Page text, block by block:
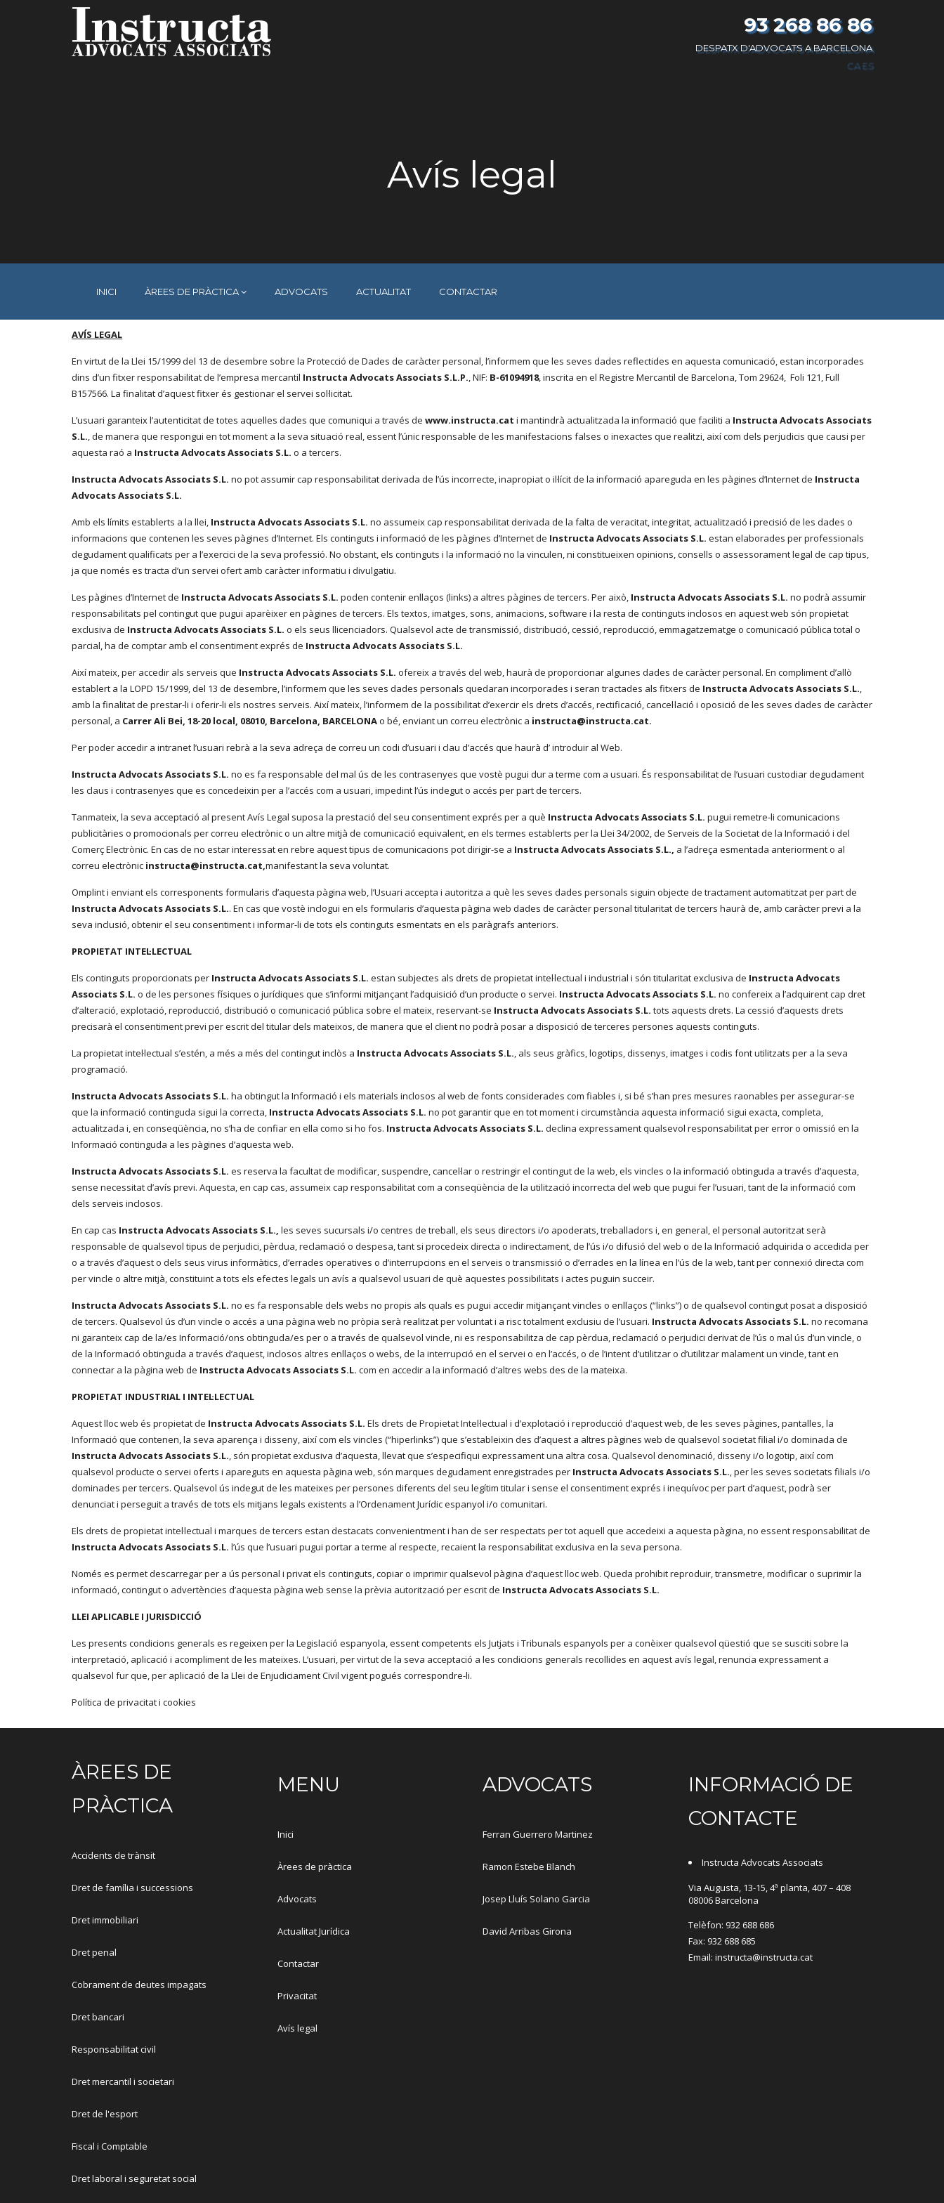
93 268 86 86
DESPATX D'ADVOCATS A BARCELONA
CA ES
Avís legal
INICI ÀREES DE PRÀCTICA ADVOCATS ACTUALITAT CONTACTAR
AVÍS LEGAL
En virtut de la Llei 15/1999 del 13 de desembre sobre la Protecció de Dades de caràcter personal, l’informem que les seves dades reflectides en aquesta comunicació, estan incorporades
dins d’un fitxer responsabilitat de l’empresa mercantil Instructa Advocats Associats S.L.P., NIF: B-61094918, inscrita en el Registre Mercantil de Barcelona, Tom 29624, Foli 121, Full
B157566. La finalitat d’aquest fitxer és gestionar el servei sol·licitat.
L’usuari garanteix l’autenticitat de totes aquelles dades que comuniqui a través de www.instructa.cat i mantindrà actualitzada la informació que faciliti a Instructa Advocats Associats
S.L., de manera que respongui en tot moment a la seva situació real, essent l’únic responsable de les manifestacions falses o inexactes que realitzi, així com dels perjudicis que causi per
aquesta raó a Instructa Advocats Associats S.L. o a tercers.
Instructa Advocats Associats S.L. no pot assumir cap responsabilitat derivada de l’ús incorrecte, inapropiat o il·lícit de la informació apareguda en les pàgines d’Internet de Instructa
Advocats Associats S.L.
Amb els límits establerts a la llei, Instructa Advocats Associats S.L. no assumeix cap responsabilitat derivada de la falta de veracitat, integritat, actualització i precisió de les dades o
informacions que contenen les seves pàgines d’Internet. Els continguts i informació de les pàgines d’Internet de Instructa Advocats Associats S.L. estan elaborades per professionals
degudament qualificats per a l’exercici de la seva professió. No obstant, els continguts i la informació no la vinculen, ni constitueixen opinions, consells o assessorament legal de cap tipus,
ja que només es tracta d’un servei ofert amb caràcter informatiu i divulgatiu.
Les pàgines d’Internet de Instructa Advocats Associats S.L. poden contenir enllaços (links) a altres pàgines de tercers. Per això, Instructa Advocats Associats S.L. no podrà assumir
responsabilitats pel contingut que pugui aparèixer en pàgines de tercers. Els textos, imatges, sons, animacions, software i la resta de continguts inclosos en aquest web són propietat
exclusiva de Instructa Advocats Associats S.L. o els seus llicenciadors. Qualsevol acte de transmissió, distribució, cessió, reproducció, emmagatzematge o comunicació pública total o
parcial, ha de comptar amb el consentiment exprés de Instructa Advocats Associats S.L.
Així mateix, per accedir als serveis que Instructa Advocats Associats S.L. ofereix a través del web, haurà de proporcionar algunes dades de caràcter personal. En compliment d’allò
establert a la LOPD 15/1999, del 13 de desembre, l’informem que les seves dades personals quedaran incorporades i seran tractades als fitxers de Instructa Advocats Associats S.L.,
amb la finalitat de prestar-li i oferir-li els nostres serveis. Així mateix, l’informem de la possibilitat d’exercir els drets d’accés, rectificació, cancel·lació i oposició de les seves dades de caràcter
personal, a Carrer Ali Bei, 18-20 local, 08010, Barcelona, BARCELONAo bé, enviant un correu electrònic a instructa@instructa.cat.
Per poder accedir a intranet l’usuari rebrà a la seva adreça de correu un codi d’usuari i clau d’accés que haurà d’ introduir al Web.
Instructa Advocats Associats S.L. no es fa responsable del mal ús de les contrasenyes que vostè pugui dur a terme com a usuari. És responsabilitat de l’usuari custodiar degudament
les claus i contrasenyes que es concedeixin per a l’accés com a usuari, impedint l’ús indegut o accés per part de tercers.
Tanmateix, la seva acceptació al present Avís Legal suposa la prestació del seu consentiment exprés per a què Instructa Advocats Associats S.L. pugui remetre-li comunicacions
publicitàries o promocionals per correu electrònic o un altre mitjà de comunicació equivalent, en els termes establerts per la Llei 34/2002, de Serveis de la Societat de la Informació i del
Comerç Electrònic. En cas de no estar interessat en rebre aquest tipus de comunicacions pot dirigir-se a Instructa Advocats Associats S.L., a l’adreça esmentada anteriorment o al
correu electrònic instructa@instructa.cat,manifestant la seva voluntat.
Omplint i enviant els corresponents formularis d’aquesta pàgina web, l’Usuari accepta i autoritza a què les seves dades personals siguin objecte de tractament automatitzat per part de
Instructa Advocats Associats S.L.. En cas que vostè inclogui en els formularis d’aquesta pàgina web dades de caràcter personal titularitat de tercers haurà de, amb caràcter previ a la
seva inclusió, obtenir el seu consentiment i informar-li de tots els continguts esmentats en els paràgrafs anteriors.
PROPIETAT INTEL·LECTUAL
Els continguts proporcionats per Instructa Advocats Associats S.L. estan subjectes als drets de propietat intel·lectual i industrial i són titularitat exclusiva de Instructa Advocats
Associats S.L. o de les persones físiques o jurídiques que s’informi mitjançant l’adquisició d’un producte o servei. Instructa Advocats Associats S.L. no confereix a l’adquirent cap dret
d’alteració, explotació, reproducció, distribució o comunicació pública sobre el mateix, reservant-se Instructa Advocats Associats S.L. tots aquests drets. La cessió d’aquests drets
precisarà el consentiment previ per escrit del titular dels mateixos, de manera que el client no podrà posar a disposició de terceres persones aquests continguts.
La propietat intel·lectual s’estén, a més a més del contingut inclòs a Instructa Advocats Associats S.L., als seus gràfics, logotips, dissenys, imatges i codis font utilitzats per a la seva
programació.
Instructa Advocats Associats S.L. ha obtingut la Informació i els materials inclosos al web de fonts considerades com fiables i, si bé s’han pres mesures raonables per assegurar-se
que la informació continguda sigui la correcta, Instructa Advocats Associats S.L. no pot garantir que en tot moment i circumstància aquesta informació sigui exacta, completa,
actualitzada i, en conseqüència, no s’ha de confiar en ella como si ho fos. Instructa Advocats Associats S.L. declina expressament qualsevol responsabilitat per error o omissió en la
Informació continguda a les pàgines d’aquesta web.
Instructa Advocats Associats S.L. es reserva la facultat de modificar, suspendre, cancel·lar o restringir el contingut de la web, els vincles o la informació obtinguda a través d’aquesta,
sense necessitat d’avís previ. Aquesta, en cap cas, assumeix cap responsabilitat com a conseqüència de la utilització incorrecta del web que pugui fer l’usuari, tant de la informació com
dels serveis inclosos.
En cap cas Instructa Advocats Associats S.L., les seves sucursals i/o centres de treball, els seus directors i/o apoderats, treballadors i, en general, el personal autoritzat serà
responsable de qualsevol tipus de perjudici, pèrdua, reclamació o despesa, tant si procedeix directa o indirectament, de l’ús i/o difusió del web o de la Informació adquirida o accedida per
o a través d’aquest o dels seus virus informàtics, d’errades operatives o d’interrupcions en el serveis o transmissió o d’errades en la línea en l’ús de la web, tant per connexió directa com
per vincle o altre mitjà, constituint a tots els efectes legals un avís a qualsevol usuari de què aquestes possibilitats i actes puguin succeir.
Instructa Advocats Associats S.L. no es fa responsable dels webs no propis als quals es pugui accedir mitjançant vincles o enllaços (“links”) o de qualsevol contingut posat a disposició
de tercers. Qualsevol ús d’un vincle o accés a una pàgina web no pròpia serà realitzat per voluntat i a risc totalment exclusiu de l’usuari. Instructa Advocats Associats S.L. no recomana
ni garanteix cap de la/es Informació/ons obtinguda/es per o a través de qualsevol vincle, ni es responsabilitza de cap pèrdua, reclamació o perjudici derivat de l’ús o mal ús d’un vincle, o
de la Informació obtinguda a través d’aquest, inclosos altres enllaços o webs, de la interrupció en el servei o en l’accés, o de l’intent d’utilitzar o d’utilitzar malament un vincle, tant en
connectar a la pàgina web de Instructa Advocats Associats S.L. com en accedir a la informació d’altres webs des de la mateixa.
PROPIETAT INDUSTRIAL I INTEL·LECTUAL
Aquest lloc web és propietat de Instructa Advocats Associats S.L. Els drets de Propietat Intel·lectual i d’explotació i reproducció d’aquest web, de les seves pàgines, pantalles, la
Informació que contenen, la seva aparença i disseny, així com els vincles (“hiperlinks”) que s’estableixin des d’aquest a altres pàgines web de qualsevol societat filial i/o dominada de
Instructa Advocats Associats S.L., són propietat exclusiva d’aquesta, llevat que s’especifiqui expressament una altra cosa. Qualsevol denominació, disseny i/o logotip, així com
qualsevol producte o servei oferts i apareguts en aquesta pàgina web, són marques degudament enregistrades per Instructa Advocats Associats S.L., per les seves societats filials i/o
dominades per tercers. Qualsevol ús indegut de les mateixes per persones diferents del seu legítim titular i sense el consentiment exprés i inequívoc per part d’aquest, podrà ser
denunciat i perseguit a través de tots els mitjans legals existents a l’Ordenament Jurídic espanyol i/o comunitari.
Els drets de propietat intel·lectual i marques de tercers estan destacats convenientment i han de ser respectats per tot aquell que accedeixi a aquesta pàgina, no essent responsabilitat de
Instructa Advocats Associats S.L. l’ús que l’usuari pugui portar a terme al respecte, recaient la responsabilitat exclusiva en la seva persona.
Només es permet descarregar per a ús personal i privat els continguts, copiar o imprimir qualsevol pàgina d’aquest lloc web. Queda prohibit reproduir, transmetre, modificar o suprimir la
informació, contingut o advertències d’aquesta pàgina web sense la prèvia autorització per escrit de Instructa Advocats Associats S.L.
LLEI APLICABLE I JURISDICCIÓ
Les presents condicions generals es regeixen per la Legislació espanyola, essent competents els Jutjats i Tribunals espanyols per a conèixer qualsevol qüestió que se susciti sobre la
interpretació, aplicació i acompliment de les mateixes. L’usuari, per virtut de la seva acceptació a les condicions generals recollides en aquest avís legal, renuncia expressament a
qualsevol fur que, per aplicació de la Llei de Enjudiciament Civil vigent pogués correspondre-li.
Política de privacitat i cookies
ÀREES DE
PRÀCTICA
Accidents de trànsit
Dret de família i successions
Dret immobiliari
Dret penal
Cobrament de deutes impagats
Dret bancari
Responsabilitat civil
Dret mercantil i societari
Dret de l'esport
Fiscal i Comptable
Dret laboral i seguretat social
MENU
Inici
Àrees de pràctica
Advocats
Actualitat Jurídica
Contactar
Privacitat
Avís legal
ADVOCATS
Ferran Guerrero Martinez
Ramon Estebe Blanch
Josep Lluís Solano Garcia
David Arribas Girona
INFORMACIÓ DE
CONTACTE
Instructa Advocats Associats
Via Augusta, 13-15, 4ª planta, 407 – 408
08006 Barcelona
Telèfon: 932 688 686
Fax: 932 688 685
Email: instructa@instructa.cat